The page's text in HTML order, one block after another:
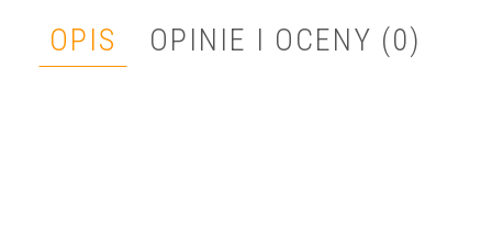
OPIS OPINIE I OCENY (0)